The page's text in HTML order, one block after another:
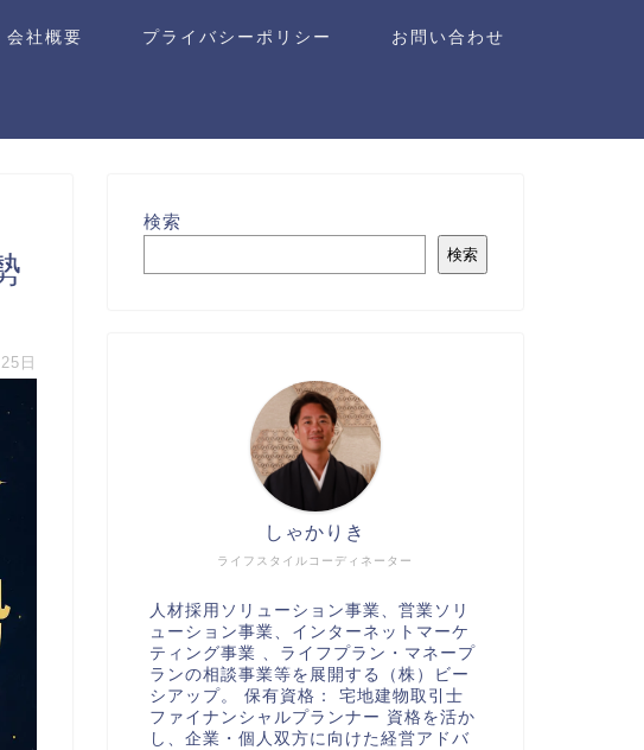
会社概要 プライバシーポリシー お問い合わせ
日
検索
検索
ライフスタイルコーディネーター
しゃかりき
人材採用ソリューション事業、営業ソリ
ューション事業、インターネットマーケ
ティング事業 、ライフプラン・マネープ
ランの相談事業等を展開する（株）ビー
シアップ。 保有資格： 宅地建物取引士
ファイナンシャルプランナー 資格を活か
し、企業・個人双方に向けた経営アドバ